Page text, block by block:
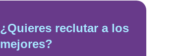
¿Quieres reclutar a los
mejores?